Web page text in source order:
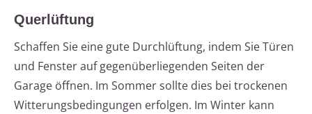
Querlüftung
Schaffen Sie eine gute Durchlüftung, indem Sie Türen
und Fenster auf gegenüberliegenden Seiten der
Garage öffnen. Im Sommer sollte dies bei trockenen
Witterungsbedingungen erfolgen. Im Winter kann